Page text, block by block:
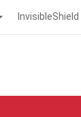
InvisibleShield